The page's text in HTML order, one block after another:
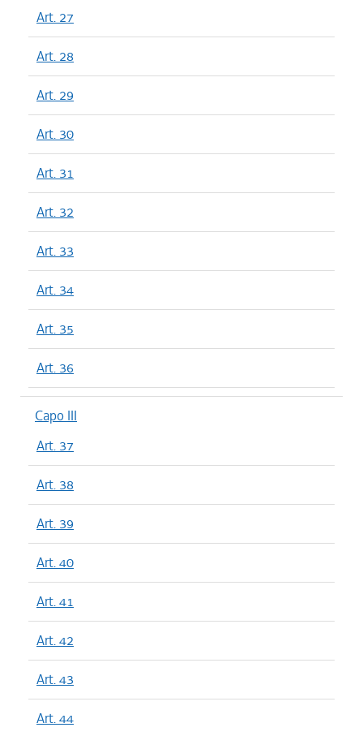
Art. 27
Art. 28
Art. 29
Art. 30
Art. 31
Art. 32
Art. 33
Art. 34
Art. 35
Art. 36
Capo III
Art. 37
Art. 38
Art. 39
Art. 40
Art. 41
Art. 42
Art. 43
Art. 44